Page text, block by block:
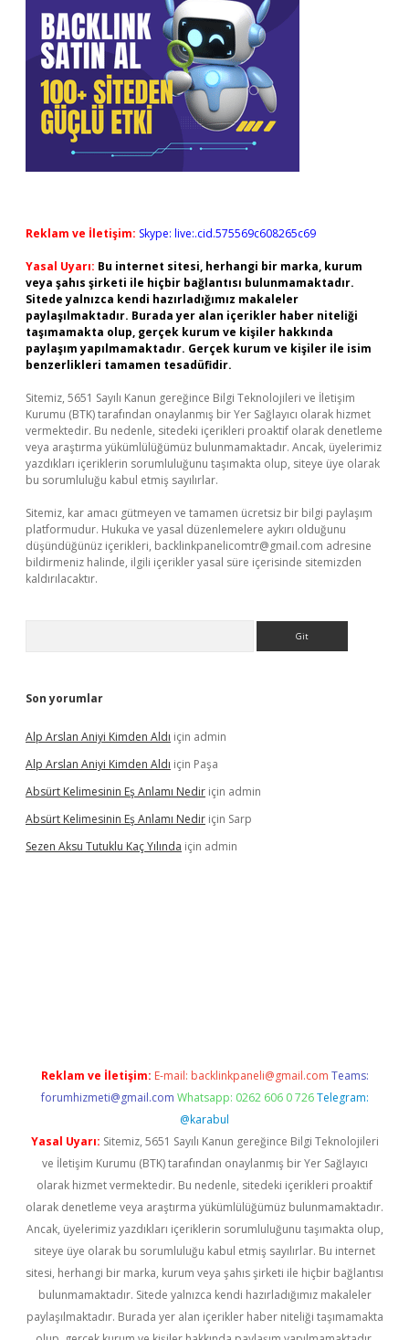
Reklam ve İletişim: Skype: live:.cid.575569c608265c69
Yasal Uyarı: Bu internet sitesi, herhangi bir marka, kurum
veya şahıs şirketi ile hiçbir bağlantısı bulunmamaktadır.
Sitede yalnızca kendi hazırladığımız makaleler
paylaşılmaktadır. Burada yer alan içerikler haber niteliği
taşımamakta olup, gerçek kurum ve kişiler hakkında
paylaşım yapılmamaktadır. Gerçek kurum ve kişiler ile isim
benzerlikleri tamamen tesadüfidir.
Sitemiz, 5651 Sayılı Kanun gereğince Bilgi Teknolojileri ve İletişim
Kurumu (BTK) tarafından onaylanmış bir Yer Sağlayıcı olarak hizmet
vermektedir. Bu nedenle, sitedeki içerikleri proaktif olarak denetleme
veya araştırma yükümlülüğümüz bulunmamaktadır. Ancak, üyelerimiz
yazdıkları içeriklerin sorumluluğunu taşımakta olup, siteye üye olarak
bu sorumluluğu kabul etmiş sayılırlar.
Sitemiz, kar amacı gütmeyen ve tamamen ücretsiz bir bilgi paylaşım
platformudur. Hukuka ve yasal düzenlemelere aykırı olduğunu
düşündüğünüz içerikleri, backlinkpanelicomtr@gmail.com adresine
bildirmeniz halinde, ilgili içerikler yasal süre içerisinde sitemizden
kaldırılacaktır.
Son yorumlar
Alp Arslan Aniyi Kimden Aldı için admin
Alp Arslan Aniyi Kimden Aldı için Paşa
Absürt Kelimesinin Eş Anlamı Nedir için admin
Absürt Kelimesinin Eş Anlamı Nedir için Sarp
Sezen Aksu Tutuklu Kaç Yılında için admin
Reklam ve İletişim: E-mail: backlinkpaneli@gmail.com Teams:
forumhizmeti@gmail.com Whatsapp: 0262 606 0 726 Telegram:
@karabul
Yasal Uyarı: Sitemiz, 5651 Sayılı Kanun gereğince Bilgi Teknolojileri
ve İletişim Kurumu (BTK) tarafından onaylanmış bir Yer Sağlayıcı
olarak hizmet vermektedir. Bu nedenle, sitedeki içerikleri proaktif
olarak denetleme veya araştırma yükümlülüğümüz bulunmamaktadır.
Ancak, üyelerimiz yazdıkları içeriklerin sorumluluğunu taşımakta olup,
siteye üye olarak bu sorumluluğu kabul etmiş sayılırlar. Bu internet
sitesi, herhangi bir marka, kurum veya şahıs şirketi ile hiçbir bağlantısı
bulunmamaktadır. Sitede yalnızca kendi hazırladığımız makaleler
paylaşılmaktadır. Burada yer alan içerikler haber niteliği taşımamakta